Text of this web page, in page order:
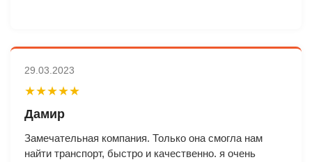
29.03.2023
★★★★★
Дамир
Замечательная компания. Только она смогла нам
найти транспорт, быстро и качественно. я очень